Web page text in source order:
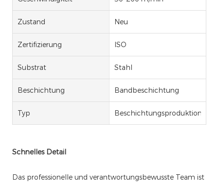
Zustand Neu
Zertifizierung ISO
Substrat Stahl
Beschichtung Bandbeschichtung
Typ Beschichtungsproduktionslinie
Schnelles Detail
Das professionelle und verantwortungsbewusste Team ist